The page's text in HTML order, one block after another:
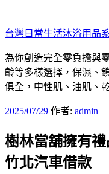
至
主
要
內
容
台灣日常生活沐浴用品
為你創造完全零負擔與
齡等多樣選擇，保濕、
俱全，中性肌、油肌、
發
於
2025/07/29 作者: admin
樹林當舖擁有
竹北汽車借款